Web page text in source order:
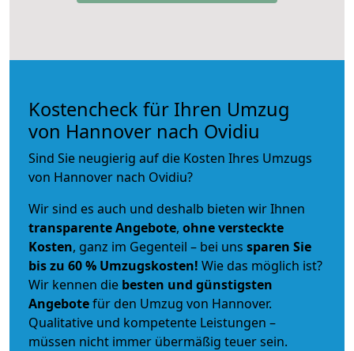
Kostencheck für Ihren Umzug
von Hannover nach Ovidiu
Sind Sie neugierig auf die Kosten Ihres Umzugs
von Hannover nach Ovidiu?
Wir sind es auch und deshalb bieten wir Ihnen
transparente Angebote, ohne versteckte
Kosten, ganz im Gegenteil – bei uns sparen Sie
bis zu 60 % Umzugskosten! Wie das möglich ist?
Wir kennen die besten und günstigsten
Angebotefür den Umzug von Hannover.
Qualitative und kompetente Leistungen –
müssen nicht immer übermäßig teuer sein.